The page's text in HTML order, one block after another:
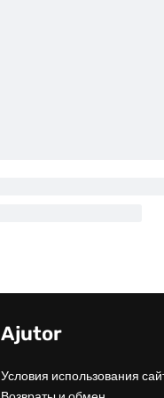
Ajutor
Условия использования